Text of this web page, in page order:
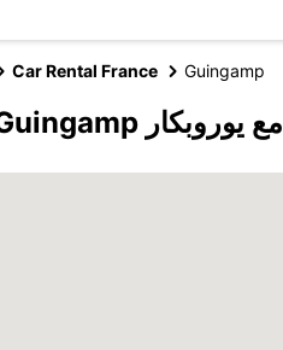
Car Rental France Guingamp
اكتشف Guingamp مع يوروبكار